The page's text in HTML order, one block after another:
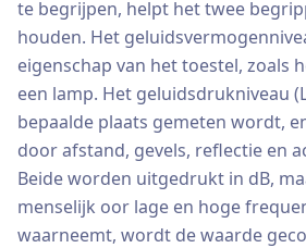
te begrijpen, helpt het twee
houden. Het
eigenschap van het toestel, zoals
een lamp. Het geluidsdrukniveau
bepaalde plaats gemeten wordt,
door afstand, gevels, reflectie en
Beide worden uitgedrukt in dB,
menselijk oor lage en hoge
waarneemt, wordt de waarde